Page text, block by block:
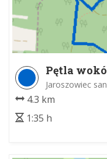
Pętla
Jaroszowiec
4.3 km
1:35 h